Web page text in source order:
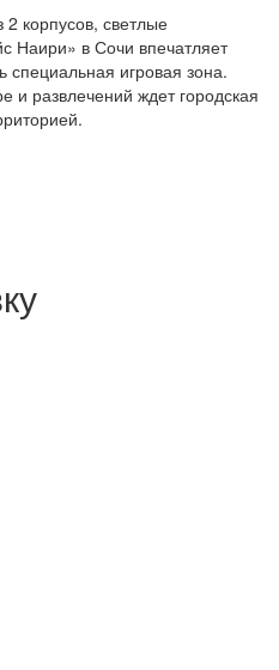
корпусов, светлые
Наири» в Сочи впечатляет
специальная игровая зона.
развлечений ждет городская